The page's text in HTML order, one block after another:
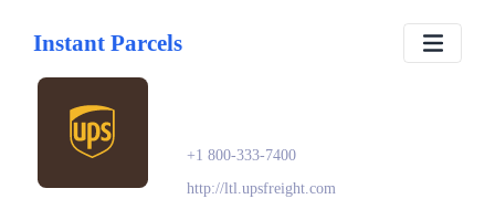
Instant Parcels
+1 800-333-7400
http://ltl.upsfreight.com